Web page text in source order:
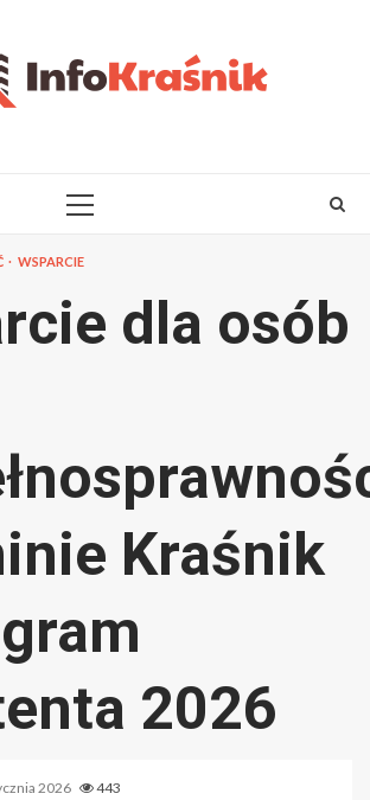
PRIMARY
WSPARCIE
dla osób
Kraśnik
2026
2026 443